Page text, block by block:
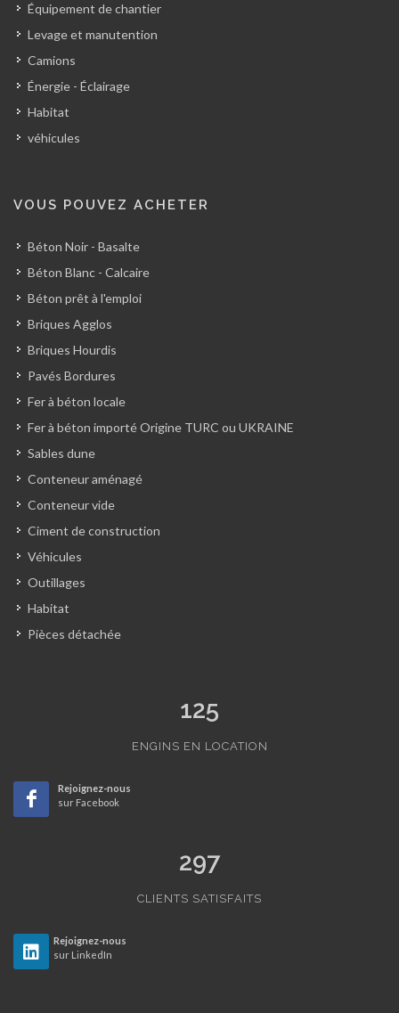
Équipement de chantier
Levage et manutention
Camions
Énergie - Éclairage
Habitat
véhicules
VOUS POUVEZ ACHETER
Béton Noir - Basalte
Béton Blanc - Calcaire
Béton prêt à l'emploi
Briques Agglos
Briques Hourdis
Pavés Bordures
Fer à béton locale
Fer à béton importé Origine TURC ou UKRAINE
Sables dune
Conteneur aménagé
Conteneur vide
Ciment de construction
Véhicules
Outillages
Habitat
Pièces détachée
125
ENGINS EN LOCATION
Rejoignez-nous
sur Facebook
297
CLIENTS SATISFAITS
Rejoignez-nous
sur LinkedIn